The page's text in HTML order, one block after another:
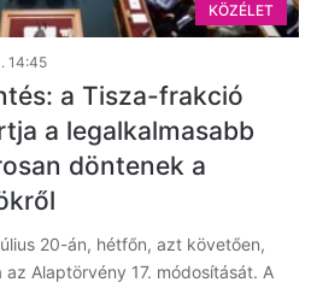
KÖZÉLET
14:45
a Tisza-frakció
a legalkalmasabb
döntenek a
20-án, hétfőn, azt követően,
Alaptörvény 17. módosítását. A